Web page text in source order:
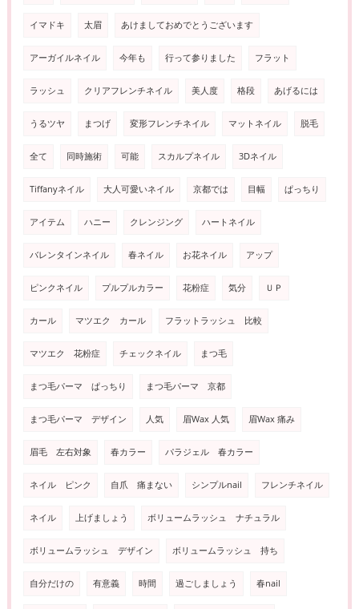
イマドキ 太眉 あけましておめでとうございます
アーガイルネイル 今年も 行って参りました フラット
ラッシュ クリアフレンチネイル 美人度 格段 あげるには
うるツヤ まつげ 変形フレンチネイル マットネイル 脱毛
全て 同時施術 可能 スカルプネイル 3Dネイル
Tiffanyネイル 大人可愛いネイル 京都では 目幅 ぱっちり
アイテム ハニー クレンジング ハートネイル
バレンタインネイル 春ネイル お花ネイル アップ
ピンクネイル プルプルカラー 花粉症 気分 ＵＰ
カール マツエク カール フラットラッシュ 比較
マツエク 花粉症 チェックネイル まつ毛
まつ毛パーマ ぱっちり まつ毛パーマ 京都
まつ毛パーマ デザイン 人気 眉Wax 人気 眉Wax 痛み
眉毛 左右対象 春カラー パラジェル 春カラー
ネイル ピンク 自爪 痛まない シンプルnail フレンチネイル
ネイル 上げましょう ボリュームラッシュ ナチュラル
ボリュームラッシュ デザイン ボリュームラッシュ 持ち
自分だけの 有意義 時間 過ごしましょう 春nail